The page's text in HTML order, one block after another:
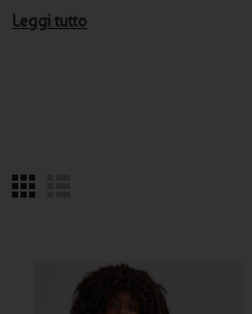
pantaloncini sportivi
A chi sono rivolti
Atlete e squadre sportive
Leggi tutto